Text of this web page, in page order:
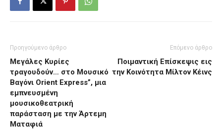
Προηγούμενο άρθρο
Μεγάλες Κυρίες
τραγουδούν… στο Μουσικό
Βαγόνι Orient Express”, μια
εμπνευσμένη
μουσικοθεατρική
παράσταση με την Άρτεμη
Ματαφιά
Επόμενο άρθρο
Ποιμαντική Επίσκεψις εις
την Κοινότητα Μίλτον Κέινς